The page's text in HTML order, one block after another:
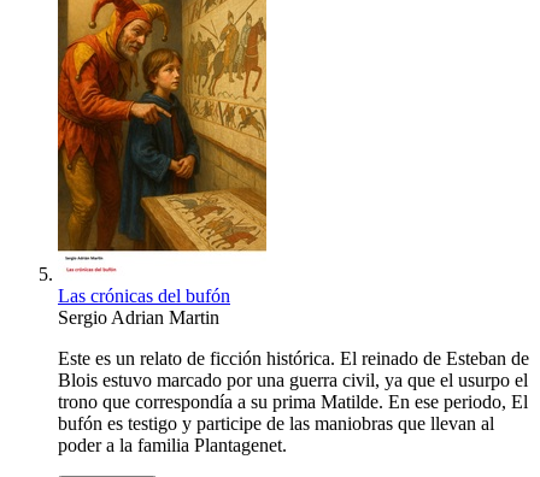
Las crónicas del bufón
Sergio Adrian Martin
Este es un relato de ficción histórica. El reinado de Esteban de
Blois estuvo marcado por una guerra civil, ya que el usurpo el
trono que correspondía a su prima Matilde. En ese periodo, El
bufón es testigo y participe de las maniobras que llevan al
poder a la familia Plantagenet.